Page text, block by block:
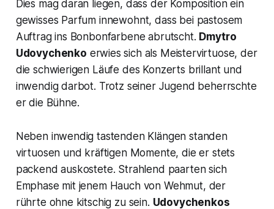
Dies mag daran liegen, dass der Komposition ein
gewisses Parfum innewohnt, dass bei pastosem
Auftrag ins Bonbonfarbene abrutscht. Dmytro
Udovychenko erwies sich als Meistervirtuose, der
die schwierigen Läufe des Konzerts brillant und
inwendig darbot. Trotz seiner Jugend beherrschte
er die Bühne.
Neben inwendig tastenden Klängen standen
virtuosen und kräftigen Momente, die er stets
packend auskostete. Strahlend paarten sich
Emphase mit jenem Hauch von Wehmut, der
rührte ohne kitschig zu sein. Udovychenkos